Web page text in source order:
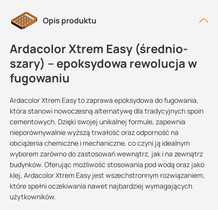
Opis produktu
Ardacolor Xtrem Easy (średnio-
szary) – epoksydowa rewolucja w
fugowaniu
Ardacolor Xtrem Easy to zaprawa epoksydowa do fugowania,
która stanowi nowoczesną alternatywę dla tradycyjnych spoin
cementowych. Dzięki swojej unikalnej formule, zapewnia
nieporównywalnie wyższą trwałość oraz odporność na
obciążenia chemiczne i mechaniczne, co czyni ją idealnym
wyborem zarówno do zastosowań wewnątrz, jak i na zewnątrz
budynków. Oferując możliwość stosowania pod wodą oraz jako
klej, Ardacolor Xtrem Easy jest wszechstronnym rozwiązaniem,
które spełni oczekiwania nawet najbardziej wymagających
użytkowników.